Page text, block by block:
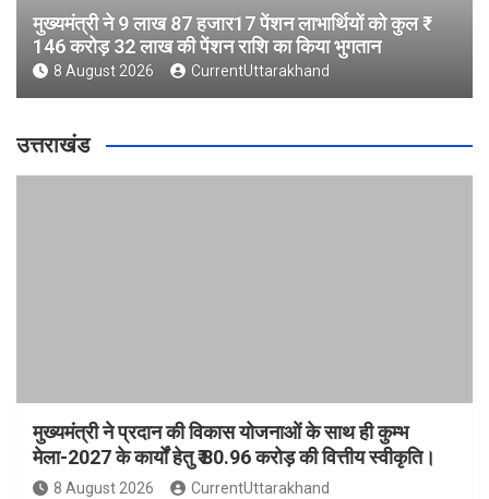
मुख्यमंत्री ने 9 लाख 87 हजार17 पेंशन लाभार्थियों को कुल ₹
146 करोड़ 32 लाख की पेंशन राशि का किया भुगतान
8 August 2026 CurrentUttarakhand
उत्तराखंड
मुख्यमंत्री ने प्रदान की विकास योजनाओं के साथ ही कुम्भ
मेला-2027 के कार्यों हेतु ₹ 80.96 करोड़ की वित्तीय स्वीकृति।
8 August 2026 CurrentUttarakhand